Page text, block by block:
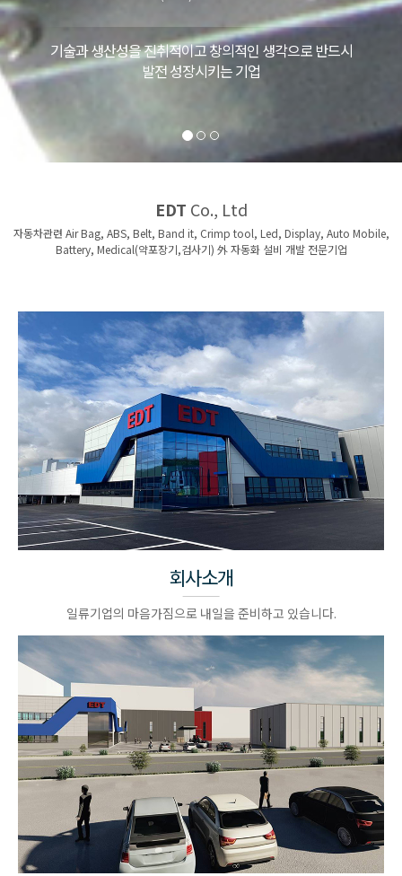
EDT Co., Ltd
자동차관련 Air Bag, ABS, Belt, Band it, Crimp tool, Led, Display, Auto Mobile,
Battery, Medical(약포장기,검사기) 外 자동화 설비 개발 전문기업
회사소개
일류기업의 마음가짐으로 내일을 준비하고 있습니다.